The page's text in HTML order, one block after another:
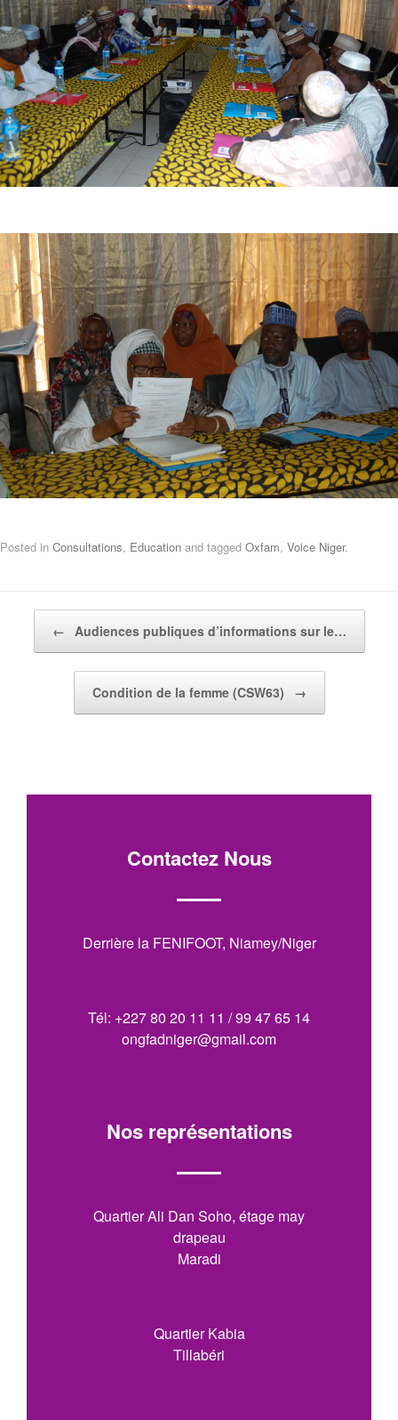
Posted in Consultations, Education and tagged Oxfam, Voice Niger.
← Audiences publiques d’informations sur le…
Condition de la femme (CSW63) →
Contactez Nous
Derrière la FENIFOOT, Niamey/Niger
Tél: +227 80 20 11 11 / 99 47 65 14
ongfadniger@gmail.com
Nos représentations
Quartier Ali Dan Soho, étage may
drapeau
Maradi
Quartier Kabia
Tillabéri